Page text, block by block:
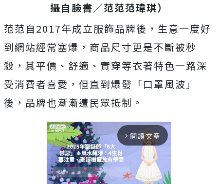
攝自臉書／范范范瑋琪）
范范自2017年成立服飾品牌後，生意一度好
到網站經常塞爆，商品尺寸更是不斷被秒
殺，其平價、舒適、實穿等衣著特色一路深
受消費者喜愛，但直到爆發「口罩風波」
後，品牌也漸漸遭民眾抵制。
arrow_forward_ios 閱讀文章